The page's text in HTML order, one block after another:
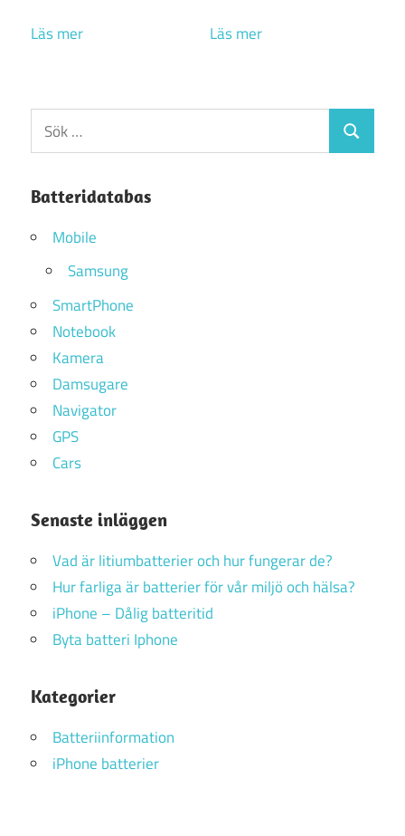
Läs mer
Läs mer
Sök
efter:
Sök
Batteridatabas
Mobile
Samsung
SmartPhone
Notebook
Kamera
Damsugare
Navigator
GPS
Cars
Senaste inläggen
Vad är litiumbatterier och hur fungerar de?
Hur farliga är batterier för vår miljö och hälsa?
iPhone – Dålig batteritid
Byta batteri Iphone
Kategorier
Batteriinformation
iPhone batterier